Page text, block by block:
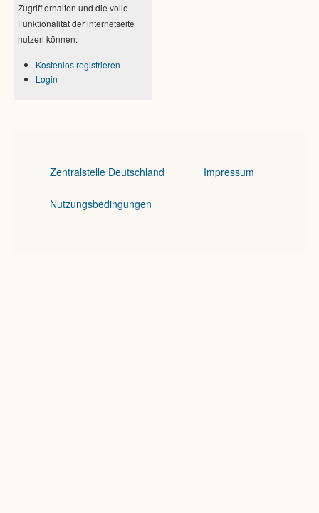
Zugriff erhalten und die volle
Funktionalität der internetseite
nutzen können:
Kostenlos registrieren
Login
Zentralstelle Deutschland Impressum
Nutzungsbedingungen